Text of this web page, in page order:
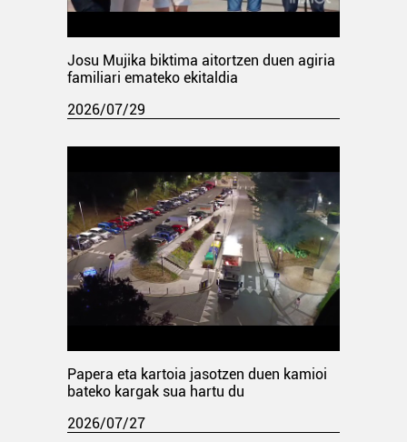
Josu Mujika biktima aitortzen duen agiria
familiari emateko ekitaldia
2026/07/29
Papera eta kartoia jasotzen duen kamioi
bateko kargak sua hartu du
2026/07/27